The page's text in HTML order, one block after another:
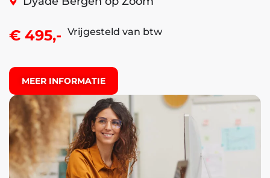
€ 495,- Vrijgesteld van btw
MEER INFORMATIE